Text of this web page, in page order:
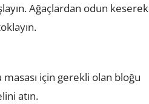
Ağaçlardan odun keserek
için gerekli olan bloğu
atın.